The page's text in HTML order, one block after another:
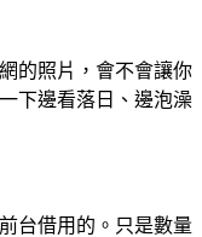
的照片，會不會讓你
下邊看落日、邊泡澡
台借用的。只是數量